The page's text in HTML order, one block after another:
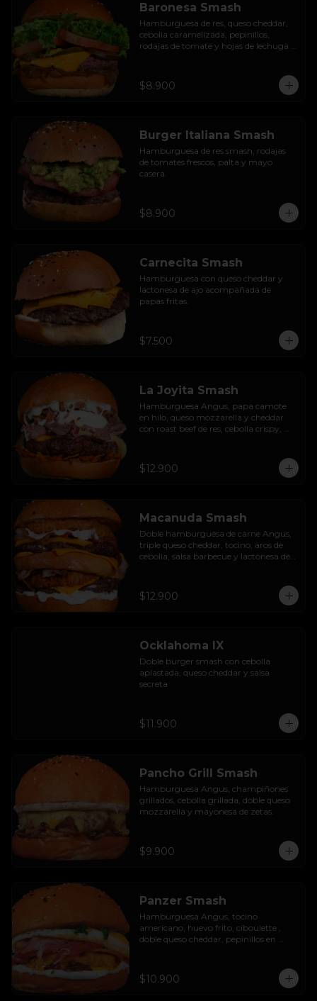
Baronesa Smash
Hamburguesa de res, queso cheddar,
cebolla caramelizada, pepinillos,
rodajas de tomate y hojas de lechuga
$8.900
Burger Italiana Smash
Hamburguesa de res smash, rodajas
de tomates frescos, palta y mayo
casera.
$8.900
Carnecita Smash
Hamburguesa con queso cheddar y
lactonesa de ajo acompañada de
papas fritas.
$7.500
La Joyita Smash
Hamburguesa Angus, papa camote
en hilo, queso mozzarella y cheddar
con roast beef de res, cebolla crispy,
$12.900
Macanuda Smash
Doble hamburguesa de carne Angus,
triple queso cheddar, tocino, aros de
cebolla, salsa barbecue y lactonesa de
$12.900
Ocklahoma IX
Doble burger smash con cebolla
aplastada, queso cheddar y salsa
secreta
$11.900
Pancho Grill Smash
Hamburguesa Angus, champiñones
grillados, cebolla grillada, doble queso
mozzarella y mayonesa de zetas.
$9.900
Panzer Smash
Hamburguesa Angus, tocino
americano, huevo frito, ciboulette ,
doble queso cheddar, pepinillos en
$10.900